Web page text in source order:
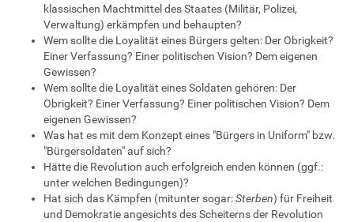
klassischen Machtmittel des Staates (Militär, Polizei,
Verwaltung) erkämpfen und behaupten?
Wem sollte die Loyalität eines Bürgers gelten: Der Obrigkeit?
Einer Verfassung? Einer politischen Vision? Dem eigenen
Gewissen?
Wem sollte die Loyalität eines Soldaten gehören: Der
Obrigkeit? Einer Verfassung? Einer politischen Vision? Dem
eigenen Gewissen?
Was hat es mit dem Konzept eines "Bürgers in Uniform" bzw.
"Bürgersoldaten" auf sich?
Hätte die Revolution auch erfolgreich enden können (ggf.:
unter welchen Bedingungen)?
Hat sich das Kämpfen (mitunter sogar:Sterben) für Freiheit
und Demokratie angesichts des Scheiterns der Revolution